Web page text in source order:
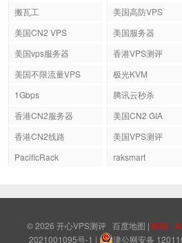
搬瓦工
美国高防VPS
美国CN2 VPS
美国服务器
美国vps服务器
香港VPS测评
美国不限流量VPS
极光KVM
1Gbps
腾讯云秒杀
香港CN2服务器
美国CN2 GIA
香港CN2线路
美国VPS测评
PacificRack
raksmart
© 2026 开心VPS测评 百度地图 | 邮箱：
2021001095号-1 | 津公网安备